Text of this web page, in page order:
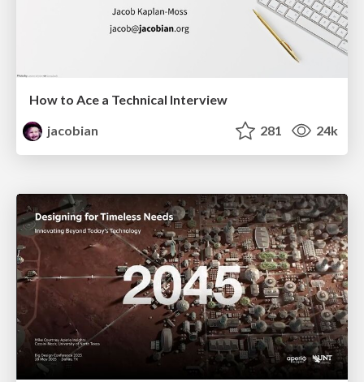
How to Ace a Technical Interview
jacobian
281 24k